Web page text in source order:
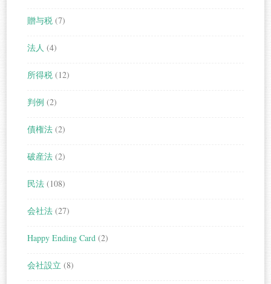
贈与税 (7)
法人 (4)
所得税 (12)
判例 (2)
債権法 (2)
破産法 (2)
民法 (108)
会社法 (27)
Happy Ending Card (2)
会社設立 (8)